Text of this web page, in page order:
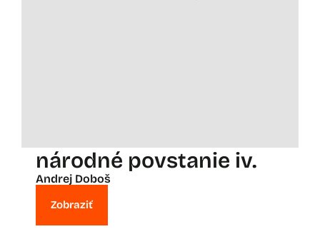
národné povstanie iv.
Andrej Doboš
Zobraziť